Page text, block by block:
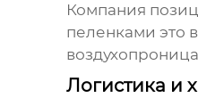
Компания
пеленками это
Логистика и